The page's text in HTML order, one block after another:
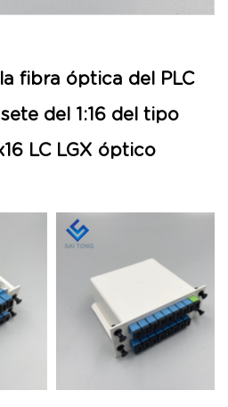
fibra óptica del PLC
del 1:16 del tipo
LC LGX óptico